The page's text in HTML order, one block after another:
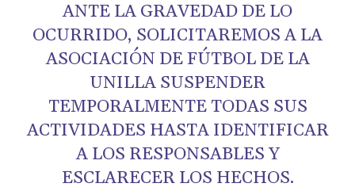
ANTE LA GRAVEDAD DE LO
OCURRIDO, SOLICITAREMOS A LA
ASOCIACIÓN DE FÚTBOL DE LA
UNILLA SUSPENDER
TEMPORALMENTE TODAS SUS
ACTIVIDADES HASTA IDENTIFICAR
A LOS RESPONSABLES Y
ESCLARECER LOS HECHOS.